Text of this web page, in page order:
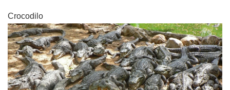
Crocodilo